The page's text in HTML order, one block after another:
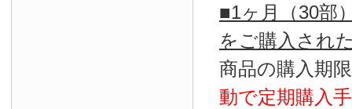
■1ヶ月（30部
をご購入され
商品の購入期
動で定期購入